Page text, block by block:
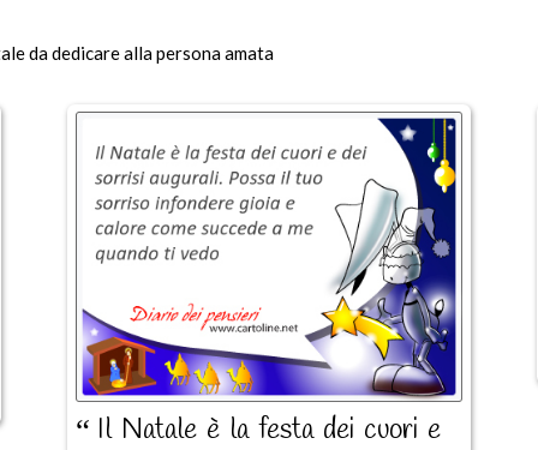
da dedicare alla persona amata
Il Natale è la festa dei cuori e